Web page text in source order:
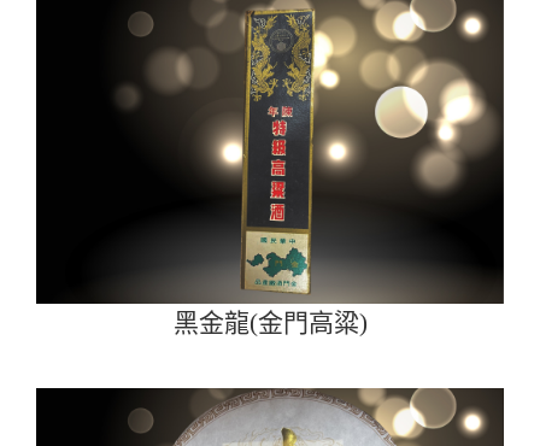
黑金龍(金門高粱)